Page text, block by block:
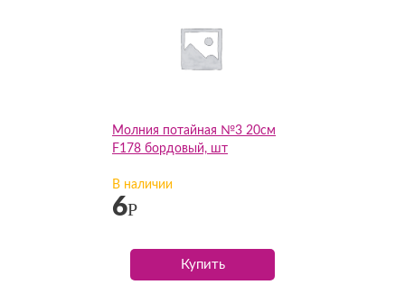
Молния потайная №3 20см
F178 бордовый, шт
В наличии
6Р
Купить